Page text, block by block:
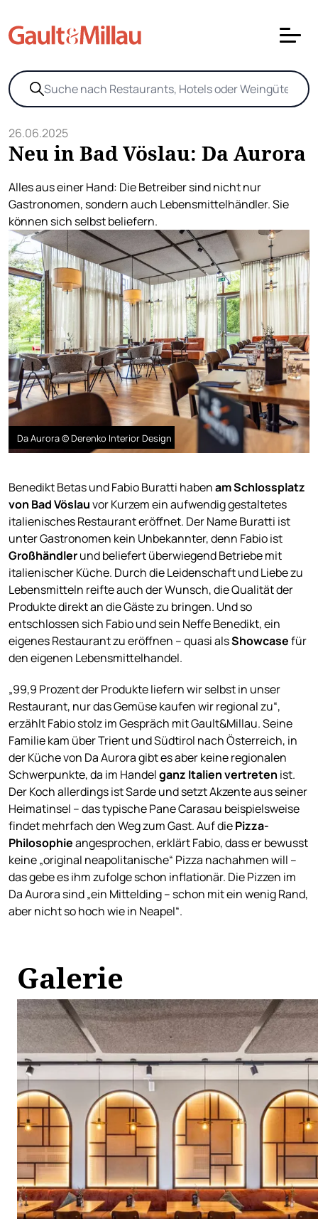
26.06.2025
Neu in Bad Vöslau: Da Aurora
Alles aus einer Hand: Die Betreiber sind nicht nur
Gastronomen, sondern auch Lebensmittelhändler. Sie
können sich selbst beliefern.
Da Aurora © Derenko Interior Design
Benedikt Betas und Fabio Buratti habenam Schlossplatz
von Bad Vöslauvor Kurzem ein aufwendig gestaltetes
italienisches Restaurant eröffnet. Der Name Buratti ist
unter Gastronomen kein Unbekannter, denn Fabio ist
Großhändlerund beliefert überwiegend Betriebe mit
italienischer Küche. Durch die Leidenschaft und Liebe zu
Lebensmitteln reifte auch der Wunsch, die Qualität der
Produkte direkt an die Gäste zu bringen. Und so
entschlossen sich Fabio und sein Neffe Benedikt, ein
eigenes Restaurant zu eröffnen – quasi alsShowcasefür
den eigenen Lebensmittelhandel.
„99,9 Prozent der Produkte liefern wir selbst in unser
Restaurant, nur das Gemüse kaufen wir regional zu“,
erzählt Fabio stolz im Gespräch mit Gault&Millau. Seine
Familie kam über Trient und Südtirol nach Österreich, in
der Küche von Da Aurora gibt es aber keine regionalen
Schwerpunkte, da im Handelganz Italien vertreten ist.
Der Koch allerdings ist Sarde und setzt Akzente aus seiner
Heimatinsel – das typische Pane Carasau beispielsweise
findet mehrfach den Weg zum Gast. Auf diePizza-
Philosophieangesprochen, erklärt Fabio, dass er bewusst
keine „original neapolitanische“ Pizza nachahmen will –
das gebe es ihm zufolge schon inflationär. Die Pizzen im
Da Aurora sind „ein Mittelding – schon mit ein wenig Rand,
aber nicht so hoch wie in Neapel“.
Galerie